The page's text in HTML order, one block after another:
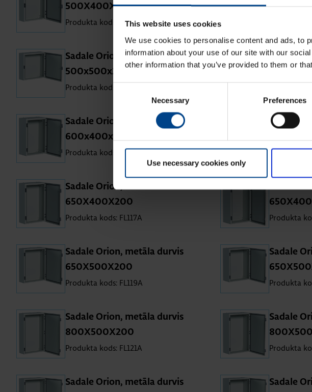
This website uses cookies
We use cookies to personalise content and ads, to
information about your use of our site with our
other information that you’ve provided to them or
Necessary Preferences
Use necessary cookies only
500X400X160
Produkta kods: FL111A
Sa­dale Orion, me­tāla dur­vis
500x500x200
Produkta kods: FL113A
Sa­dale
Sa­dale Orion, me­tāla dur­vis
600x400x250
Produkta kods: FL115A
Sa­dale
Produkta
Sa­dale Orion, me­tāla dur­vis
650X400X200
Produkta kods: FL117A
Sa­dale
Produkta
Sa­dale Orion, me­tāla dur­vis
650X500X200
Produkta kods: FL119A
Sa­dale
Produkta
Sa­dale Orion, me­tāla dur­vis
800X500X200
Produkta kods: FL121A
Sa­dale
Produkta
Sa­dale Orion, me­tāla dur­vis
Sa­dale